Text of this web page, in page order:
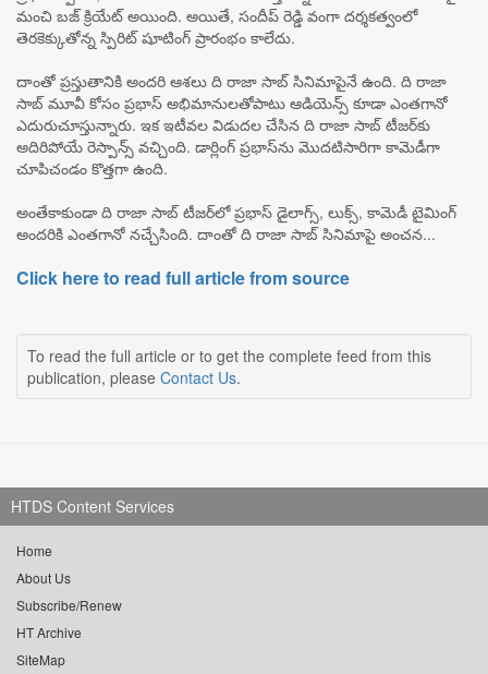
మంచి బజ్ క్రియేట్ అయింది. అయితే, సందీప్ రెడ్డి వంగా దర్శకత్వంలో
తెరకెక్కుతోన్న స్పిరిట్ షూటింగ్ ప్రారంభం కాలేదు.
దాంతో ప్రస్తుతానికి అందరి ఆశలు ది రాజా సాబ్ సినిమాపైనే ఉంది. ది రాజా
సాబ్ మూవీ కోసం ప్రభాస్ అభిమానులతోపాటు ఆడియెన్స్ కూడా ఎంతగానో
ఎదురుచూస్తున్నారు. ఇక ఇటీవల విడుదల చేసిన ది రాజా సాబ్ టీజర్‌కు
అదిరిపోయే రెస్పాన్స్ వచ్చింది. డార్లింగ్ ప్రభాస్‌ను మొదటిసారిగా కామెడీగా
చూపిచండం కొత్తగా ఉంది.
అంతేకాకుండా ది రాజా సాబ్ టీజర్‌లో ప్రభాస్ డైలాగ్స్, లుక్స్, కామెడీ టైమింగ్
అందరికి ఎంతగానో నచ్చేసింది. దాంతో ది రాజా సాబ్ సినిమాపై అంచన...
Click here to read full article from source
To read the full article or to get the complete feed from this
publication, please Contact Us.
HTDS Content Services
Home
About Us
Subscribe/Renew
HT Archive
SiteMap